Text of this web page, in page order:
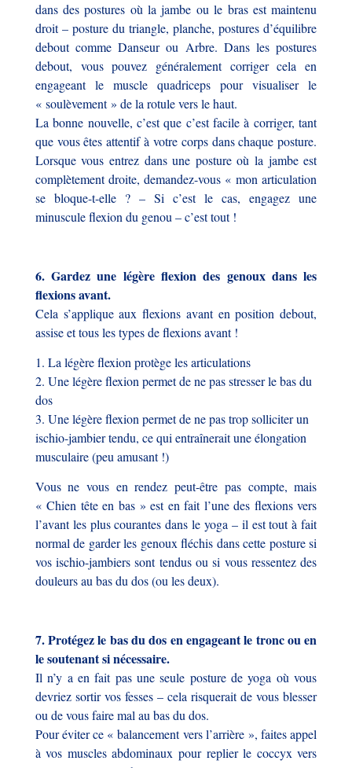
dans des postures où la jambe ou le bras est maintenu
droit – posture du triangle, planche, postures d’équilibre
debout comme Danseur ou Arbre. Dans les postures
debout, vous pouvez généralement corriger cela en
engageant le muscle quadriceps pour visualiser le
« soulèvement » de la rotule vers le haut.
La bonne nouvelle, c’est que c’est facile à corriger, tant
que vous êtes attentif à votre corps dans chaque posture.
Lorsque vous entrez dans une posture où la jambe est
complètement droite, demandez-vous « mon articulation
se bloque-t-elle ? – Si c’est le cas, engagez une
minuscule flexion du genou – c’est tout !
6. Gardez une légère flexion des genoux dans les
flexions avant.
Cela s’applique aux flexions avant en position debout,
assise et tous les types de flexions avant !
1. La légère flexion protège les articulations
2. Une légère flexion permet de ne pas stresser le bas du
dos
3. Une légère flexion permet de ne pas trop solliciter un
ischio-jambier tendu, ce qui entraînerait une élongation
musculaire (peu amusant !)
Vous ne vous en rendez peut-être pas compte, mais
« Chien tête en bas » est en fait l’une des flexions vers
l’avant les plus courantes dans le yoga – il est tout à fait
normal de garder les genoux fléchis dans cette posture si
vos ischio-jambiers sont tendus ou si vous ressentez des
douleurs au bas du dos (ou les deux).
7. Protégez le bas du dos en engageant le tronc ou en
le soutenant si nécessaire.
Il n’y a en fait pas une seule posture de yoga où vous
devriez sortir vos fesses – cela risquerait de vous blesser
ou de vous faire mal au bas du dos.
Pour éviter ce « balancement vers l’arrière », faites appel
à vos muscles abdominaux pour replier le coccyx vers